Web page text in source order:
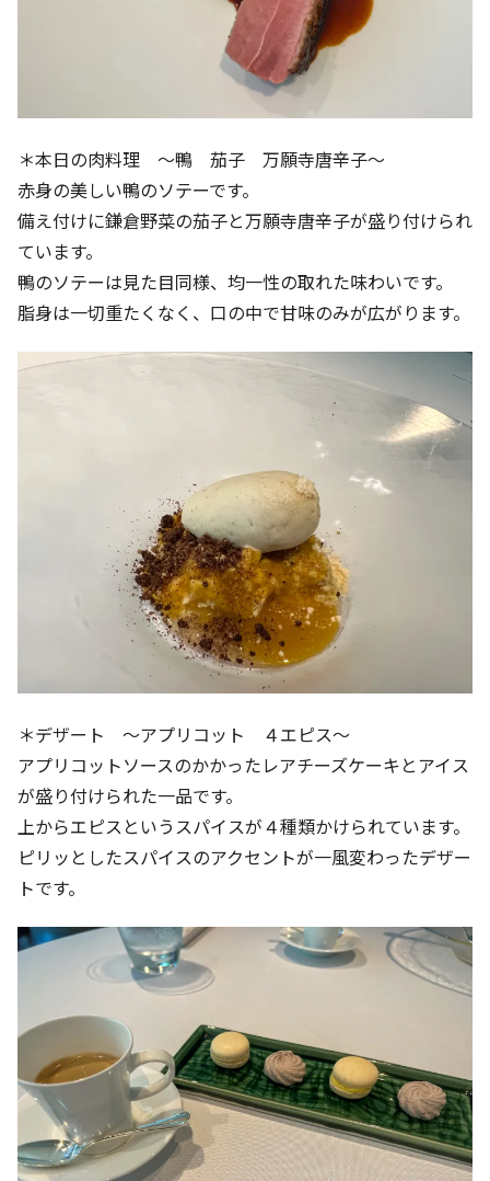
＊本日の肉料理 ～鴨 茄子 万願寺唐辛子～
赤身の美しい鴨のソテーです。
備え付けに鎌倉野菜の茄子と万願寺唐辛子が盛り付けられ
ています。
鴨のソテーは見た目同様、均一性の取れた味わいです。
脂身は一切重たくなく、口の中で甘味のみが広がります。
＊デザート ～アプリコット ４エピス～
アプリコットソースのかかったレアチーズケーキとアイス
が盛り付けられた一品です。
上からエピスというスパイスが４種類かけられています。
ピリッとしたスパイスのアクセントが一風変わったデザー
トです。